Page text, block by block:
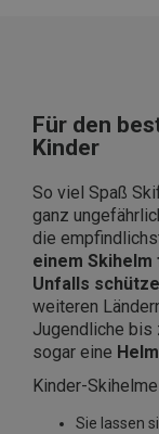
Für den
Kinder
So viel Spaß
ganz
die
einem
Unfalls
weiteren
Jugendliche bis
sogar eine
Kinder-
Sie lassen